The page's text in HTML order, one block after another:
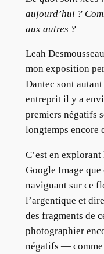
aujourd’hui ?
aux autres ?
Leah
mon exposition
Dantec sont
entreprit il y a
premiers négatifs
longtemps encore
C’est en
Google Image que
naviguant sur ce
l’argentique et
des fragments de
photographier
négatifs —